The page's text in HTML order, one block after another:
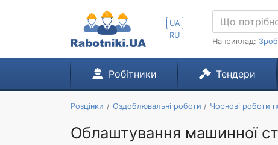
UA
RU
Наприклад:
Робітники Тендери
Розцінки Оздоблювальні роботи Чорнові роботи
Облаштування машинної